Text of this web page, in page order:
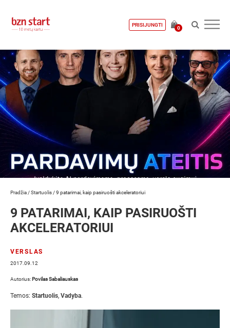
PRISIJUNGTI
0
Pradžia /Startuolis /9 patarimai, kaip pasiruošti akceleratoriui
9 PATARIMAI, KAIP PASIRUOŠTI
AKCELERATORIUI
VERSLAS
2017.09.12
Autorius: Povilas Sabaliauskas
Temos: Startuolis, Vadyba.